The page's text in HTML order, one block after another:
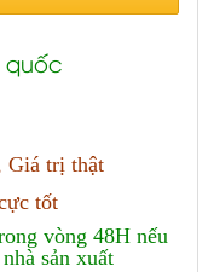
quốc
Giá trị thật
tốt
vòng 48H nếu
sản xuất